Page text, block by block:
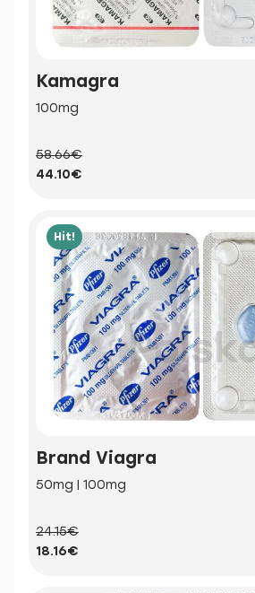
Kamagra
100mg
58.66€
44.10€
Hit!
Brand Viagra
50mg | 100mg
24.15€
18.16€